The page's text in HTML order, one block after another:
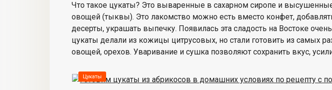
Что такое цукаты? Это вываренные в сахарном сиропе и
овощей (тыквы). Это лакомство можно есть вместо конфет,
десерты, украшать выпечку. Появилась эта сладость на Востоке
цукаты делали из кожицы цитрусовых, но стали готовить из самых
овощей, орехов. Уваривание и сушка позволяют сохранить вкус,
Цукаты